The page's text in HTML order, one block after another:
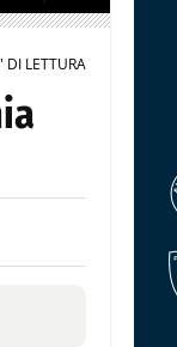
DI LETTURA